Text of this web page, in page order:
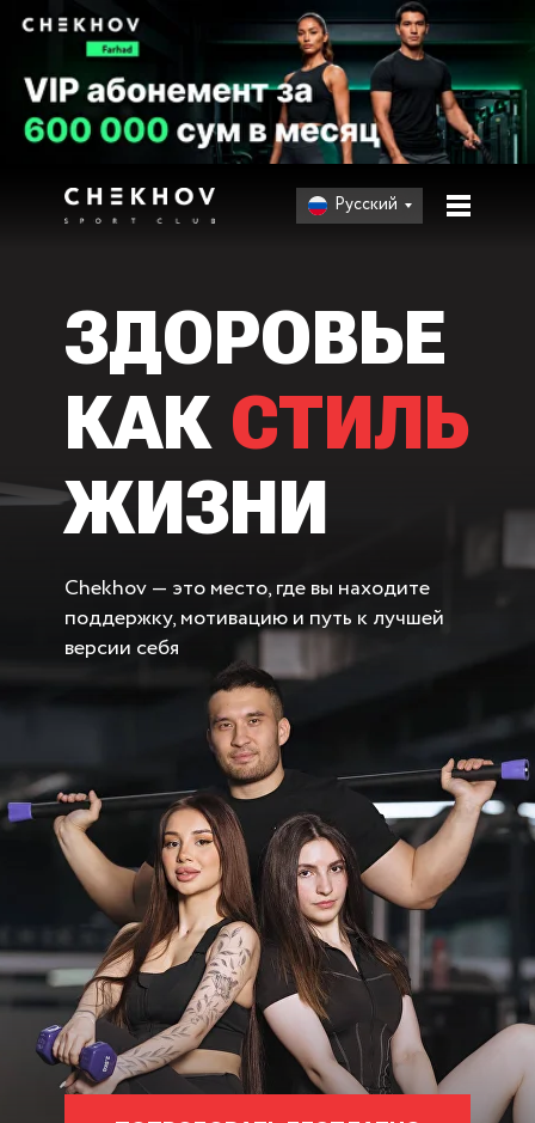
Русский
Chekhov — это место, где вы находите
поддержку, мотивацию и путь к лучшей
версии себя
ЗДОРОВЬЕ
КАК СТИЛЬ
ЖИЗНИ
Русский